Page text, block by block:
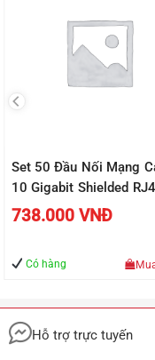
Set 50 Đầu Nối Mạng
10 Gigabit Shielded
8p8c JASOZ E116 –
738.000 VNĐ
Có hàng
Hỗ trợ trực tuyến